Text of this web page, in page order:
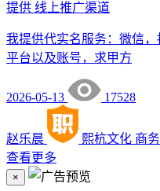
提供 线上推广渠道
我提供代实名服务：微信
平台以及账号，求甲方
2026-05-13 17528
赵乐晨 熙杭文化 商
查看更多
×